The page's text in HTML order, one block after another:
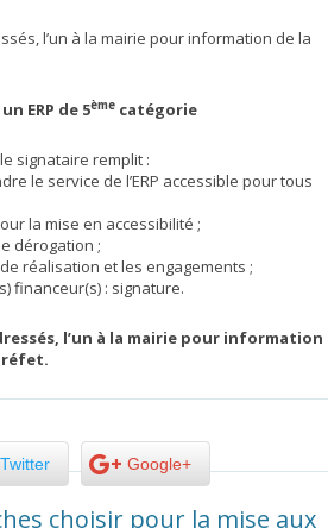
l’un à la mairie pour information de la
ERP de 5ème catégorie
signataire remplit :
le service de l’ERP accessible pour tous
la mise en accessibilité ;
dérogation ;
réalisation et les engagements ;
financeur(s) : signature.
l’un à la mairie pour information
Twitter Google+
choisir pour la mise aux